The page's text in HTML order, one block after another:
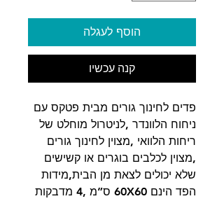
הוסף לעגלה
קנה עכשיו
פדים לחינוך גורים מבית פטקס עם
ניחוח הלוונדר ,לניטרול מוחלט של
ריחות הלוואי ,מצוין לחינוך גורים
,מצוין לכלבים בוגרים או קשישים
שלא יכולים לצאת מן הבית,מידות
הפד הינם 60X60 ס”מ ,4 מדבקות